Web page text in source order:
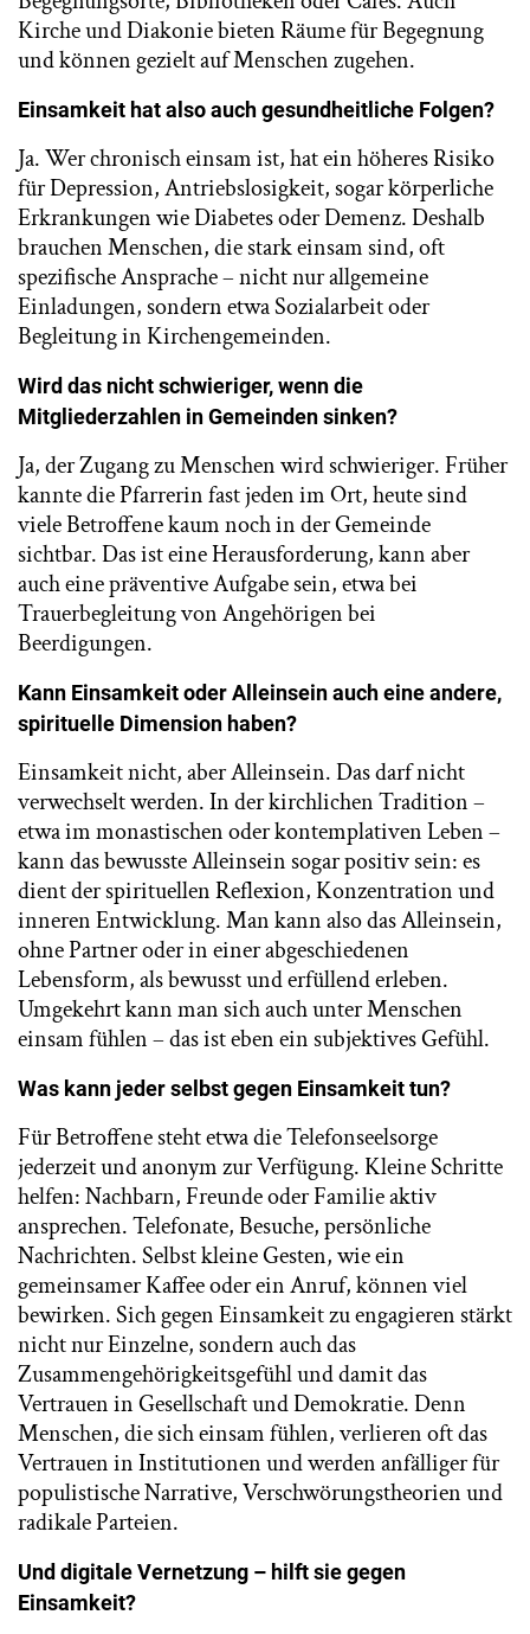
Kirche und Diakonie bieten Räume für Begegnung
und können gezielt auf Menschen zugehen.
Einsamkeit hat also auch gesundheitliche Folgen?
Ja. Wer chronisch einsam ist, hat ein höheres Risiko
für Depression, Antriebslosigkeit, sogar körperliche
Erkrankungen wie Diabetes oder Demenz. Deshalb
brauchen Menschen, die stark einsam sind, oft
spezifische Ansprache – nicht nur allgemeine
Einladungen, sondern etwa Sozialarbeit oder
Begleitung in Kirchengemeinden.
Wird das nicht schwieriger, wenn die
Mitgliederzahlen in Gemeinden sinken?
Ja, der Zugang zu Menschen wird schwieriger. Früher
kannte die Pfarrerin fast jeden im Ort, heute sind
viele Betroffene kaum noch in der Gemeinde
sichtbar. Das ist eine Herausforderung, kann aber
auch eine präventive Aufgabe sein, etwa bei
Trauerbegleitung von Angehörigen bei
Beerdigungen.
Kann Einsamkeit oder Alleinsein auch eine andere,
spirituelle Dimension haben?
Einsamkeit nicht, aber Alleinsein. Das darf nicht
verwechselt werden. In der kirchlichen Tradition –
etwa im monastischen oder kontemplativen Leben –
kann das bewusste Alleinsein sogar positiv sein: es
dient der spirituellen Reflexion, Konzentration und
inneren Entwicklung. Man kann also das Alleinsein,
ohne Partner oder in einer abgeschiedenen
Lebensform, als bewusst und erfüllend erleben.
Umgekehrt kann man sich auch unter Menschen
einsam fühlen – das ist eben ein subjektives Gefühl.
Was kann jeder selbst gegen Einsamkeit tun?
Für Betroffene steht etwa die Telefonseelsorge
jederzeit und anonym zur Verfügung. Kleine Schritte
helfen: Nachbarn, Freunde oder Familie aktiv
ansprechen. Telefonate, Besuche, persönliche
Nachrichten. Selbst kleine Gesten, wie ein
gemeinsamer Kaffee oder ein Anruf, können viel
bewirken. Sich gegen Einsamkeit zu engagieren stärkt
nicht nur Einzelne, sondern auch das
Zusammengehörigkeitsgefühl und damit das
Vertrauen in Gesellschaft und Demokratie. Denn
Menschen, die sich einsam fühlen, verlieren oft das
Vertrauen in Institutionen und werden anfälliger für
populistische Narrative, Verschwörungstheorien und
radikale Parteien.
Und digitale Vernetzung – hilft sie gegen
Einsamkeit?